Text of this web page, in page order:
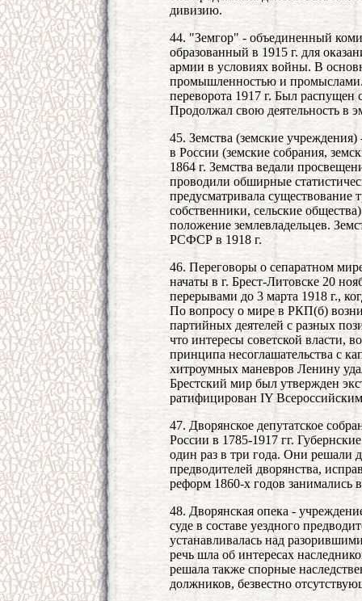
дивизию.
44. "Земгор" - объединенный
образованный в 1915 г. для
армии в условиях войны. В
промышленностью и промыслами.
переворота 1917 г. Был распущен
Продолжал свою деятельность в
45. Земства (земские
в России (земские собрания,
1864 г. Земства ведали
проводили обширные
предусматривала существование
собственники, сельские
положение землевладельцев.
РСФСР в 1918 г.
46. Переговоры о сепаратном
начаты в г. Брест-Литовске 20
перерывами до 3 марта 1918 г.,
По вопросу о мире в РКП(б)
партийных деятелей с разных
что интересы советской власти,
принципа несоглашательства с
хитроумных маневров Ленину
Брестский мир был утвержден
ратифицирован IY
47. Дворянское депутатское
России в 1785-1917 гг.
один раз в три года. Они решали
предводителей дворянства,
реформ 1860-х годов занимались
48. Дворянская опека -
суде в составе уездного
устанавливалась над
речь шла об интересах
решала также спорные
должников, безвестно